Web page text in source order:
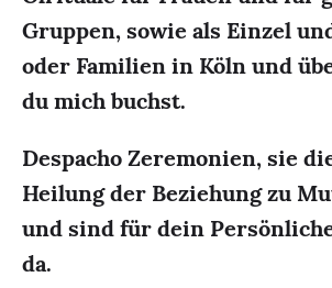
Gruppen, sowie als Einzel
oder Familien in Köln und
du mich buchst.
Despacho Zeremonien, sie
Heilung der Beziehung zu
und sind für dein
da.